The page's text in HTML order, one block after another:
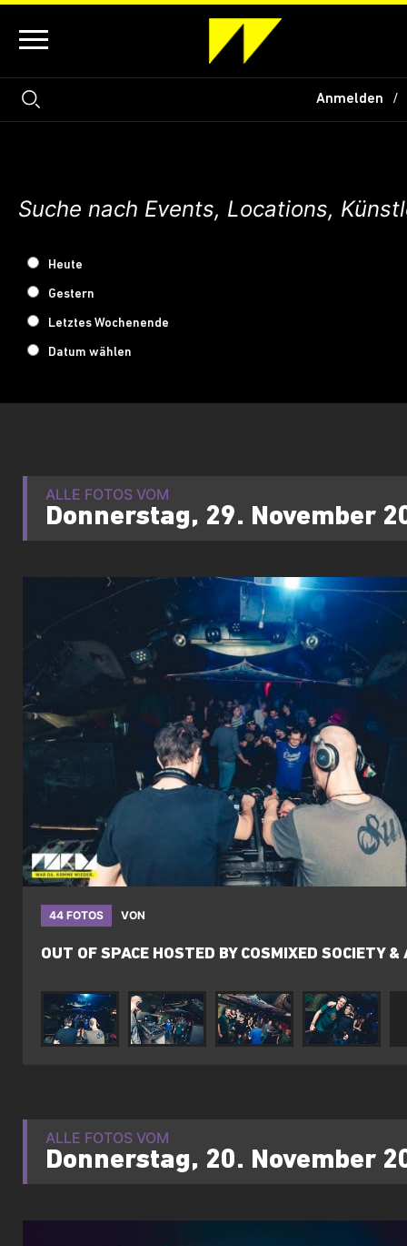
Anmelden
Heute
Gestern
Letztes Wochenende
Datum wählen
ALLE FOTOS VOM
Donnerstag, 29. November
44 FOTOS VON
OUT OF SPACE HOSTED BY COSMIXED SOCIETY &
ALLE FOTOS VOM
Donnerstag, 20. November